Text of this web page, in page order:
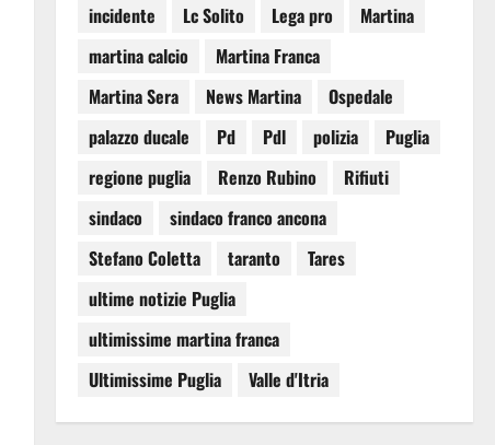
incidente
Lc Solito Lega pro
Martina
martina calcio
Martina Franca
Martina Sera
News Martina
Ospedale
palazzo ducale
Pd Pdl polizia
Puglia
regione puglia
Renzo Rubino
Rifiuti
sindaco
sindaco franco ancona
Stefano Coletta
taranto
Tares
ultime notizie Puglia
ultimissime martina franca
Ultimissime Puglia
Valle d'Itria